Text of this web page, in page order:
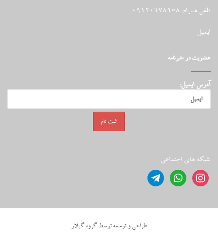
تلفن همراه: 09120678958
ایمیل:
عضویت در خبرنامه
آدرس ایمیل:
شبکه های اجتماعی
instagram
whatsapp
telegram
طراحي و توسعه توسط گروه گيلار